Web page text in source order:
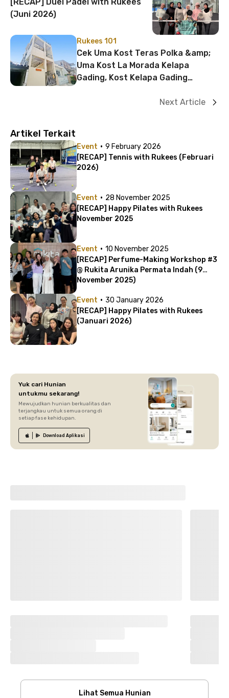
(Juni 2026)
Rukees 101
Cek Uma Kost Teras Polka &amp;
Uma Kost La Morada Kelapa
Gading, Kost Kelapa Gading
Next Article
Artikel Terkait
Event · 9 February 2026
[RECAP] Tennis with Rukees (Februari
2026)
Event · 28 November 2025
[RECAP] Happy Pilates with Rukees
November 2025
Event · 10 November 2025
[RECAP] Perfume-Making Workshop #3
@ Rukita Arunika Permata Indah (9
November 2025)
Event · 30 January 2026
[RECAP] Happy Pilates with Rukees
(Januari 2026)
Yuk cari Hunian
untukmu sekarang!
Mewujudkan hunian berkualitas dan
terjangkau untuk semua orang di
setiap fase kehidupan.
Download Aplikasi
Lihat Semua Hunian